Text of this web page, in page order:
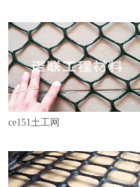
ce151土工网